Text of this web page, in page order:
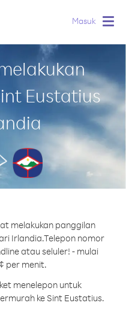
Masuk
Eustatius
melakukan panggilan
Irlandia.Telepon nomor
atau seluler! - mulai
per menit.
menelepon untuk
ke Sint Eustatius.